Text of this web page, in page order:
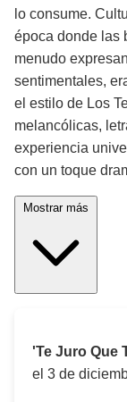
lo consume.
época donde las
menudo
sentimentales,
el estilo de Los
melancólicas,
experiencia
con un toque
'Te Juro Que
el 3 de